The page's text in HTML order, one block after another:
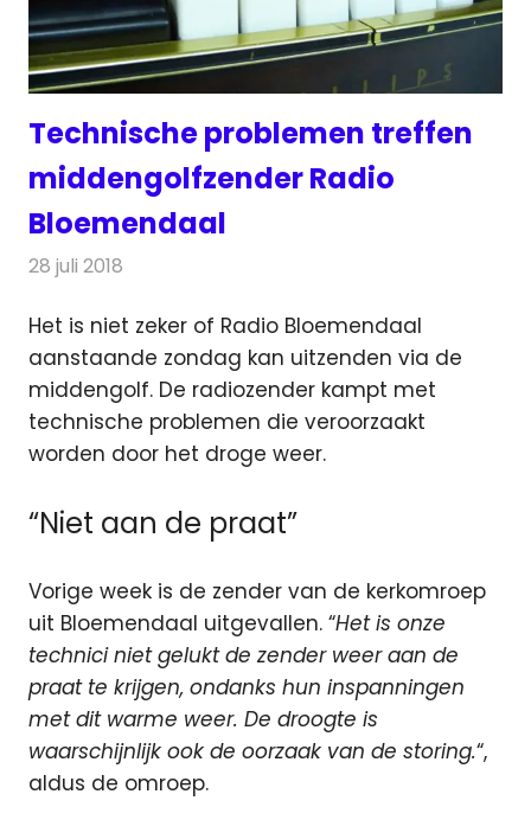
Technische problemen treffen
middengolfzender Radio
Bloemendaal
28 juli 2018
Het is niet zeker of Radio Bloemendaal
aanstaande zondag kan uitzenden via de
middengolf. De radiozender kampt met
technische problemen die veroorzaakt
worden door het droge weer.
“Niet aan de praat”
Vorige week is de zender van de kerkomroep
uit Bloemendaal uitgevallen. “Het is onze
technici niet gelukt de zender weer aan de
praat te krijgen, ondanks hun inspanningen
met dit warme weer. De droogte is
waarschijnlijk ook de oorzaak van de storing.“,
aldus de omroep.